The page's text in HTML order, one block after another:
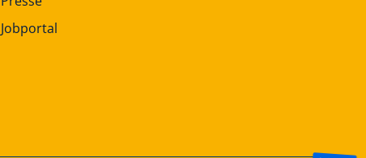
Jobportal